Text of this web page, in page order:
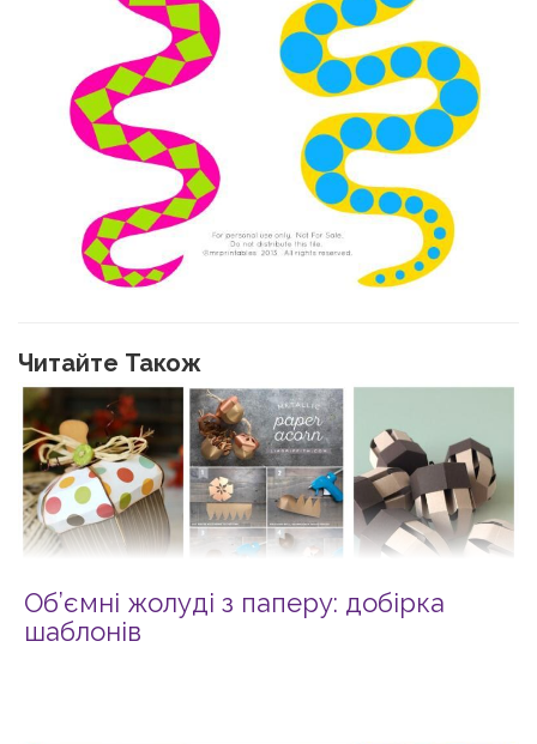
Читайте Також
Об’ємні жолуді з паперу: добірка
шаблонів